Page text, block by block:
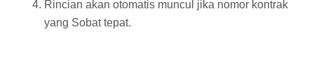
Rincian akan otomatis muncul jika nomor kontrak
yang Sobat tepat.